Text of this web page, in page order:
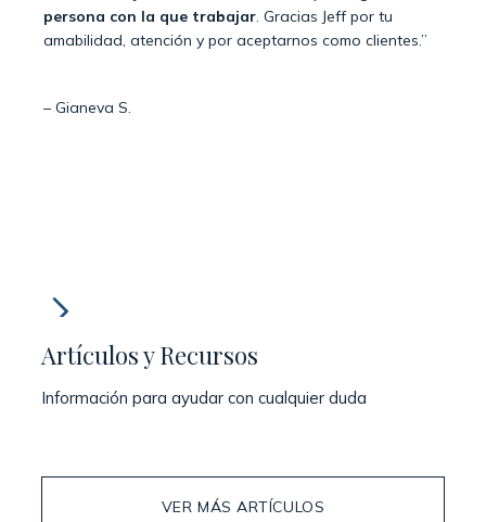
persona con la que trabajar. Gracias Jeff por tu
amabilidad, atención y por aceptarnos como clientes.”
– Gianeva S.
Artículos y Recursos
Información para ayudar con cualquier duda
VER MÁS ARTÍCULOS